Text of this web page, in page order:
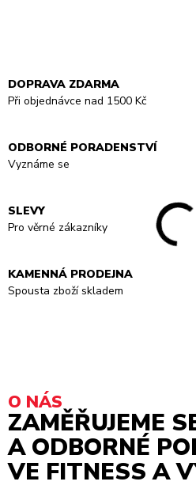
DOPRAVA ZDARMA
Při objednávce nad 1500 Kč
ODBORNÉ PORADENSTVÍ
Vyznáme se
SLEVY
Pro věrné zákazníky
KAMENNÁ PRODEJNA
Spousta zboží skladem
O NÁS
ZAMĚŘUJEME
A ODBORNÉ
VE FITNESS A